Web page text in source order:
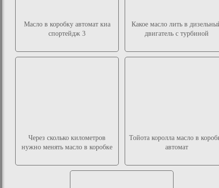
Масло в коробку автомат киа
спортейдж 3
Какое масло лить в
двигатель с турбиной
Через сколько километров
нужно менять масло в коробке
Тойота королла масло в
автомат